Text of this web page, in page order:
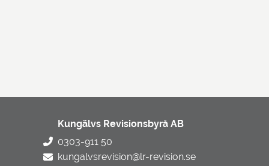
Kungälvs Revisionsbyrå AB
0303-911 50
kungalvsrevision@lr-revision.se